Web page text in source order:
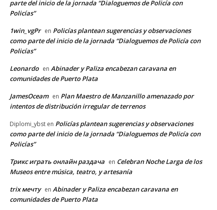
parte del inicio de la jornada “Dialoguemos de Policía con
Policías”
1win_vgPr en Policías plantean sugerencias y observaciones
como parte del inicio de la jornada “Dialoguemos de Policía con
Policías”
Leonardo en Abinader y Paliza encabezan caravana en
comunidades de Puerto Plata
JamesOceam en Plan Maestro de Manzanillo amenazado por
intentos de distribución irregular de terrenos
Diplomi_ybst en Policías plantean sugerencias y observaciones
como parte del inicio de la jornada “Dialoguemos de Policía con
Policías”
Трикс играть онлайн раздача en Celebran Noche Larga de los
Museos entre música, teatro, y artesanía
trix мечту en Abinader y Paliza encabezan caravana en
comunidades de Puerto Plata